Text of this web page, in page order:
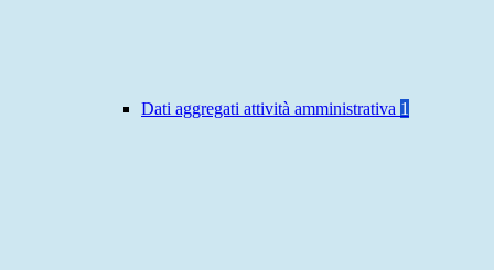
Dati aggregati attività amministrativa 1